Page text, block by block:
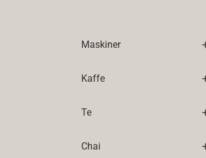
Maskiner
Kaffe
Te
Chai